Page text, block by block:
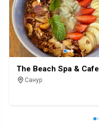
The Beach Spa & Cafe
Санур